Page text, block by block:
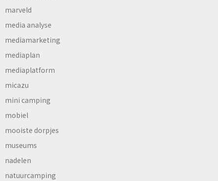
marveld
media analyse
mediamarketing
mediaplan
mediaplatform
micazu
mini camping
mobiel
mooiste dorpjes
museums
nadelen
natuurcamping